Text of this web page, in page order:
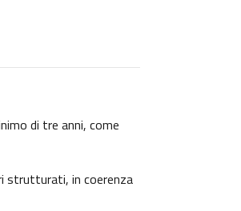
di tre anni, come
strutturati, in coerenza